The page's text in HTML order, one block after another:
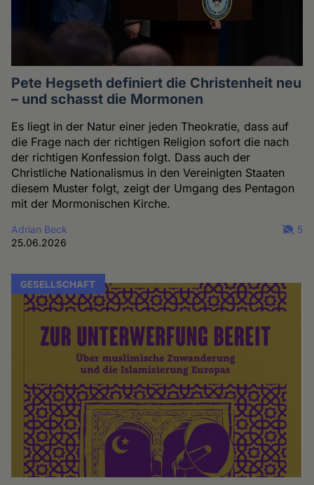
Pete Hegseth definiert die Christenheit neu
– und schasst die Mormonen
Es liegt in der Natur einer jeden Theokratie, dass auf
die Frage nach der richtigen Religion sofort die nach
der richtigen Konfession folgt. Dass auch der
Christliche Nationalismus in den Vereinigten Staaten
diesem Muster folgt, zeigt der Umgang des Pentagon
mit der Mormonischen Kirche.
Adrian Beck
25.06.2026
5
GESELLSCHAFT